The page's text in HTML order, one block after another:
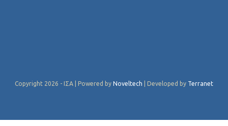
Copyright 2026 - ΙΣΑ | Powered by Noveltech | Developed by Terranet